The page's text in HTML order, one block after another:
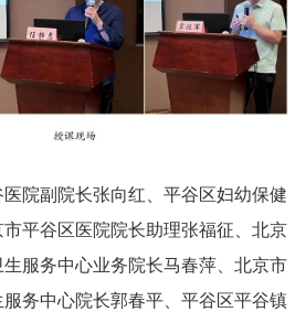
院副院长张向红、平谷区妇幼保健
平谷区医院院长助理张福征、北京
服务中心业务院长马春萍、北京市
务中心院长郭春平、平谷区平谷镇